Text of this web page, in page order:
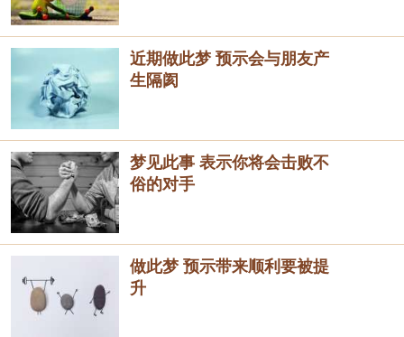
近期做此梦 预示会与朋友产
生隔阂
梦见此事 表示你将会击败不
俗的对手
做此梦 预示带来顺利要被提
升